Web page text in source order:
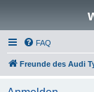
FAQ
Freunde des Audi